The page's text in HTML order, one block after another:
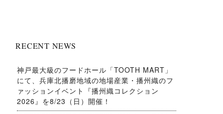
RECENT NEWS
神戸最大級のフードホール「TOOTH MART」
にて、兵庫北播磨地域の地場産業・播州織のフ
ァッションイベント『播州織コレクション
2026』を8/23（日）開催！